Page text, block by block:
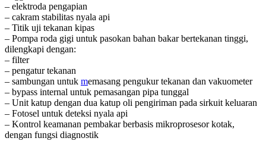
– elektroda pengapian
– cakram stabilitas nyala api
– Titik uji tekanan kipas
– Pompa roda gigi untuk pasokan bahan bakar bertekanan tinggi,
dilengkapi dengan:
– filter
– pengatur tekanan
– sambungan untuk memasang pengukur tekanan dan vakuometer
– bypass internal untuk pemasangan pipa tunggal
– Unit katup dengan dua katup oli pengiriman pada sirkuit keluaran
– Fotosel untuk deteksi nyala api
– Kontrol keamanan pembakar berbasis mikroprosesor kotak,
dengan fungsi diagnostik